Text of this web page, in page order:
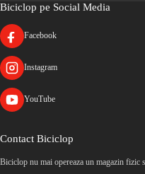
Biciclop pe Social Media
Facebook
Instagram
YouTube
Contact Biciclop
Biciclop nu mai opereaza un magazin fizic